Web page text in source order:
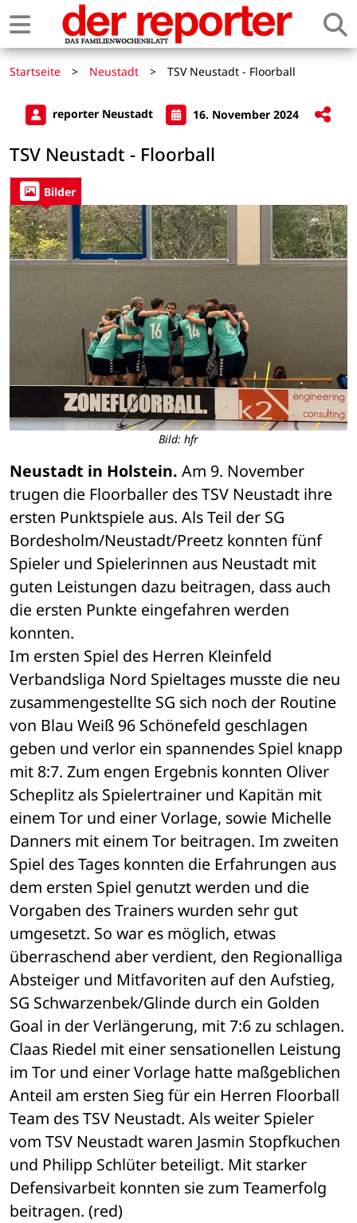
Startseite > Neustadt > TSV Neustadt - Floorball
reporter Neustadt 16. November 2024
TSV Neustadt - Floorball
Bilder
Bild: hfr
Neustadt in Holstein. Am 9. November
trugen die Floorballer des TSV Neustadt ihre
ersten Punktspiele aus. Als Teil der SG
Bordesholm/Neustadt/Preetz konnten fünf
Spieler und Spielerinnen aus Neustadt mit
guten Leistungen dazu beitragen, dass auch
die ersten Punkte eingefahren werden
konnten.
Im ersten Spiel des Herren Kleinfeld
Verbandsliga Nord Spieltages musste die neu
zusammengestellte SG sich noch der Routine
von Blau Weiß 96 Schönefeld geschlagen
geben und verlor ein spannendes Spiel knapp
mit 8:7. Zum engen Ergebnis konnten Oliver
Scheplitz als Spielertrainer und Kapitän mit
einem Tor und einer Vorlage, sowie Michelle
Danners mit einem Tor beitragen. Im zweiten
Spiel des Tages konnten die Erfahrungen aus
dem ersten Spiel genutzt werden und die
Vorgaben des Trainers wurden sehr gut
umgesetzt. So war es möglich, etwas
überraschend aber verdient, den Regionalliga
Absteiger und Mitfavoriten auf den Aufstieg,
SG Schwarzenbek/Glinde durch ein Golden
Goal in der Verlängerung, mit 7:6 zu schlagen.
Claas Riedel mit einer sensationellen Leistung
im Tor und einer Vorlage hatte maßgeblichen
Anteil am ersten Sieg für ein Herren Floorball
Team des TSV Neustadt. Als weiter Spieler
vom TSV Neustadt waren Jasmin Stopfkuchen
und Philipp Schlüter beteiligt. Mit starker
Defensivarbeit konnten sie zum Teamerfolg
beitragen. (red)